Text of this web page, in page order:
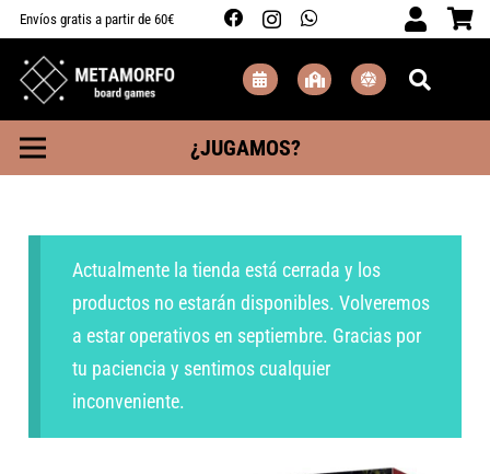
Envíos gratis a partir de 60€
¿JUGAMOS?
Actualmente la tienda está cerrada y los
productos no estarán disponibles. Volveremos
a estar operativos en septiembre. Gracias por
tu paciencia y sentimos cualquier
inconveniente.